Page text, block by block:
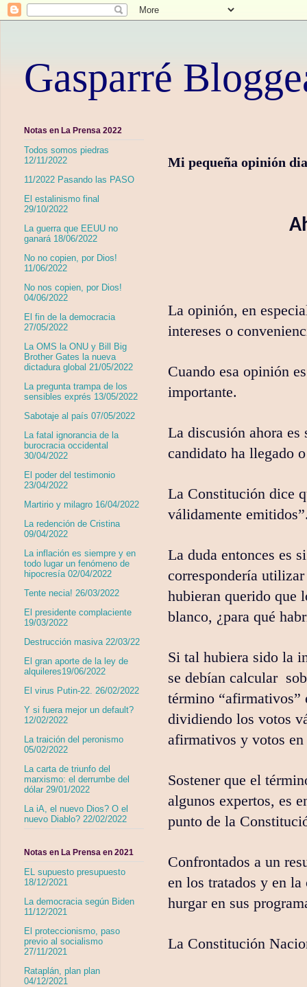
Gasparré
Mi pequeña opinión
La opinión, en
intereses o
Cuando esa opinión
importante.
La discusión ahora es
candidato ha llegado
La Constitución dice
válidamente
La duda entonces es
correspondería
hubieran querido que
blanco, ¿para qué
Si tal hubiera sido la
se debían calcular
término “afirmativos”
dividiendo los votos
afirmativos y votos
Sostener que el
algunos expertos, es
punto de la
Confrontados a un
en los tratados y en
hurgar en sus
La Constitución
Notas en La Prensa 2022
Todos somos piedras
12/11/2022
11/2022 Pasando las PASO
El estalinismo final
29/10/2022
La guerra que EEUU no
ganará 18/06/2022
No no copien, por Dios!
11/06/2022
No nos copien, por Dios!
04/06/2022
El fin de la democracia
27/05/2022
La OMS la ONU y Bill Big
Brother Gates la nueva
dictadura global 21/05/2022
La pregunta trampa de los
sensibles exprés 13/05/2022
Sabotaje al país 07/05/2022
La fatal ignorancia de la
burocracia occidental
30/04/2022
El poder del testimonio
23/04/2022
Martirio y milagro 16/04/2022
La redención de Cristina
09/04/2022
La inflación es siempre y en
todo lugar un fenómeno de
hipocresía 02/04/2022
Tente necia! 26/03/2022
El presidente complaciente
19/03/2022
Destrucción masiva 22/03/22
El gran aporte de la ley de
alquileres19/06/2022
El virus Putin-22. 26/02/2022
Y si fuera mejor un default?
12/02/2022
La traición del peronismo
05/02/2022
La carta de triunfo del
marxismo: el derrumbe del
dólar 29/01/2022
La iA, el nuevo Dios? O el
nuevo Diablo? 22/02/2022
Notas en La Prensa en 2021
EL supuesto presupuesto
18/12/2021
La democracia según Biden
11/12/2021
El proteccionismo, paso
previo al socialismo
27/11/2021
Rataplán, plan plan
04/12/2021